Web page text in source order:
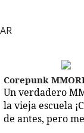
Corepunk
Un verdadero
la vieja escuela
de antes, pero